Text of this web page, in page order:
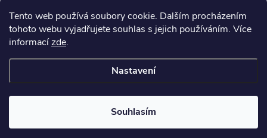
Tento web používá soubory cookie. Dalším procházením
tohoto webu vyjadřujete souhlas s jejich používáním. Více
informacízde.
Nastavení
Souhlasím